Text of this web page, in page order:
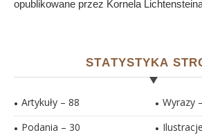
opublikowane przez Kornela
STATYSTYKA
Artykuły – 88
Podania – 30
Wyrazy